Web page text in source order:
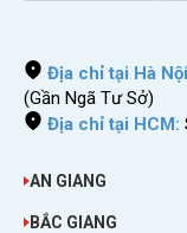
Địa chỉ tại Hà
(Gần Ngã Tư Sở)
Địa chỉ tại HCM:
AN GIANG
BẮC GIANG